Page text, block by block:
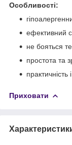
Особливості:
ефективний
не бояться
простота та
практичність
Приховати